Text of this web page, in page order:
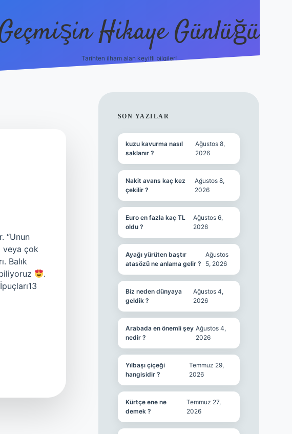
Hikaye Günlüğü
Tarihten ilham alan keyifli bilgiler!
“Unun
veya çok
Balık
.
SIDEBAR
SON YAZILAR
kuzu kavurma nasıl
saklanır ?
Ağustos 8,
2026
Nakit avans kaç kez
çekilir ?
Ağustos 8,
2026
Euro en fazla kaç TL
oldu ?
Ağustos 6,
2026
Ayağı yürüten baştır
atasözü ne anlama gelir ?
Ağustos
5, 2026
Biz neden dünyaya
geldik ?
Ağustos 4,
2026
Arabada en önemli şey
nedir ?
Ağustos 4,
2026
Yılbaşı çiçeği
hangisidir ?
Temmuz 29,
2026
Kürtçe ene ne
demek ?
Temmuz 27,
2026
betbox giriş